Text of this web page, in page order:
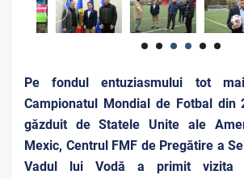
Pe fondul entuziasmului tot
Campionatul Mondial de Fotbal din
găzduit de Statele Unite ale
Mexic, Centrul FMF de Pregătire a
Vadul lui Vodă a primit vizita